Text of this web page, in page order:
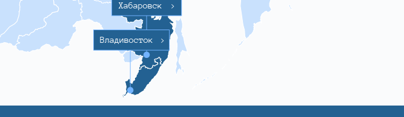
Хабаровск >
Владивосток >